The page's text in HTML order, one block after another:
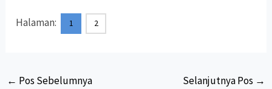
Halaman: 1 2
Post
← Pos Sebelumnya Selanjutnya Pos →